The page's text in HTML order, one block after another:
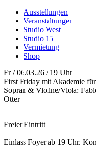
Ausstellungen
Veranstaltungen
Studio West
Studio 15
Vermietung
Shop
Fr / 06.03.26 / 19 Uhr
First Friday mit Akademie
Sopran & Violine/Viola:
Otter
Freier Eintritt
Einlass Foyer ab 19 Uhr.